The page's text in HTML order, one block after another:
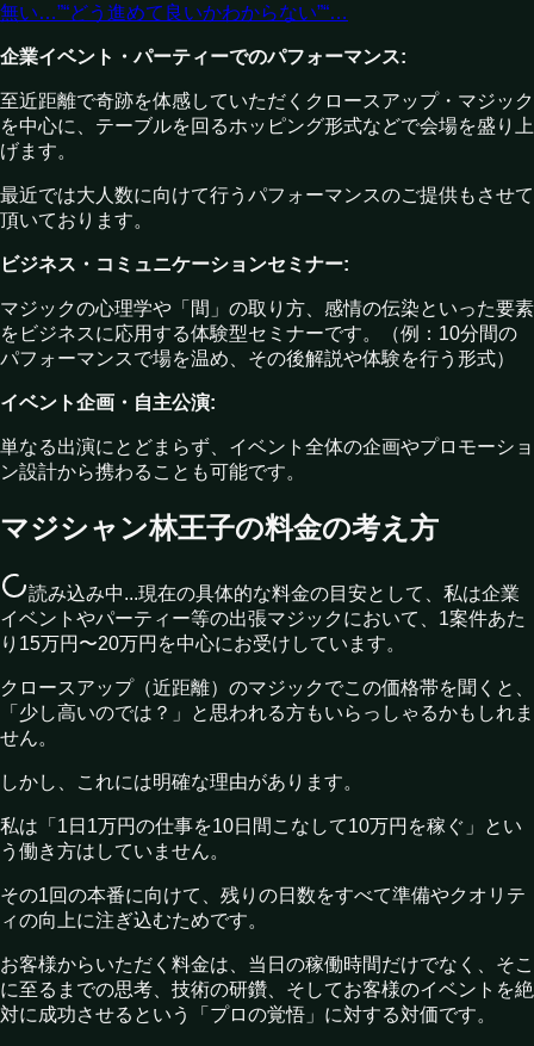
無い…”“どう進めて良いかわからない”“…
企業イベント・パーティーでのパフォーマンス:
至近距離で奇跡を体感していただくクロースアップ・マジック
を中心に、テーブルを回るホッピング形式などで会場を盛り上
げます。
最近では大人数に向けて行うパフォーマンスのご提供もさせて
頂いております。
ビジネス・コミュニケーションセミナー:
マジックの心理学や「間」の取り方、感情の伝染といった要素
をビジネスに応用する体験型セミナーです。（例：10分間の
パフォーマンスで場を温め、その後解説や体験を行う形式）
イベント企画・自主公演:
単なる出演にとどまらず、イベント全体の企画やプロモーショ
ン設計から携わることも可能です。
マジシャン林王子の料金の考え方
読み込み中...現在の具体的な料金の目安として、私は企業
イベントやパーティー等の出張マジックにおいて、1案件あた
り15万円〜20万円を中心にお受けしています。
クロースアップ（近距離）のマジックでこの価格帯を聞くと、
「少し高いのでは？」と思われる方もいらっしゃるかもしれま
せん。
しかし、これには明確な理由があります。
私は「1日1万円の仕事を10日間こなして10万円を稼ぐ」とい
う働き方はしていません。
その1回の本番に向けて、残りの日数をすべて準備やクオリテ
ィの向上に注ぎ込むためです。
お客様からいただく料金は、当日の稼働時間だけでなく、そこ
に至るまでの思考、技術の研鑽、そしてお客様のイベントを絶
対に成功させるという「プロの覚悟」に対する対価です。